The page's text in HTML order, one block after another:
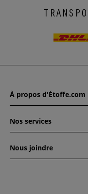
À propos d'Étoffe.com
Nos services
Nous joindre